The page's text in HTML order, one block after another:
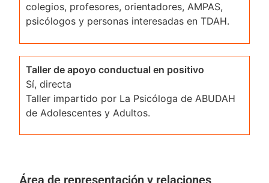
colegios, profesores, orientadores, AMPAS,
psicólogos y personas interesadas en TDAH.
Taller de apoyo conductual en positivo
Sí, directa
Taller impartido por La Psicóloga de ABUDAH
de Adolescentes y Adultos.
Área de representación y relaciones